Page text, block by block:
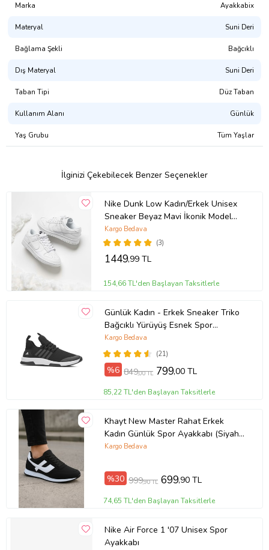
Marka Ayakkabix
Materyal Suni Deri
Bağlama Şekli Bağcıklı
Dış Materyal Suni Deri
Taban Tipi Düz Taban
Kullanım Alanı Günlük
Yaş Grubu Tüm Yaşlar
İlginizi Çekebilecek Benzer Seçenekler
Nike Dunk Low Kadın/Erkek Unisex
Sneaker Beyaz Mavi İkonik Model
10+ Renk Seçeneği (Beyaz)
(3)
Kargo Bedava
1449,99 TL
154,66 TL'den Başlayan Taksitlerle
Günlük Kadın - Erkek Sneaker Triko
Bağcıklı Yürüyüş Esnek Spor
Ayakkabı 249 (SIYAHBEYAZ-SIYAH)
(21)
Kargo Bedava
%6 849,00 TL 799,00 TL
85,22 TL'den Başlayan Taksitlerle
Khayt New Master Rahat Erkek
Kadın Günlük Spor Ayakkabı (Siyah -
Beyaz)
Kargo Bedava
%30 999,90 TL 699,90 TL
74,65 TL'den Başlayan Taksitlerle
Nike Air Force 1 '07 Unisex Spor
Ayakkabı